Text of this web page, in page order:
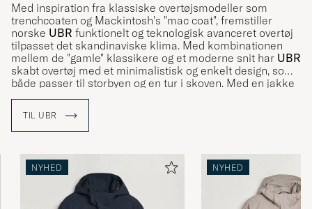
Med inspiration fra klassiske overtøjsmodeller som
trenchcoaten og Mackintosh's "mac coat", fremstiller
norske UBR funktionelt og teknologisk avanceret overtøj
tilpasset det skandinaviske klima. Med kombinationen
mellem de "gamle" klassikere og et moderne snit har UBR
skabt overtøj med et minimalistisk og enkelt design, som
både passer til storbyen og en tur i skoven. Med en jakke
fraUBRholder du dig varm og tør på en stilfuld måde.
TIL UBR
NYHED NYHED